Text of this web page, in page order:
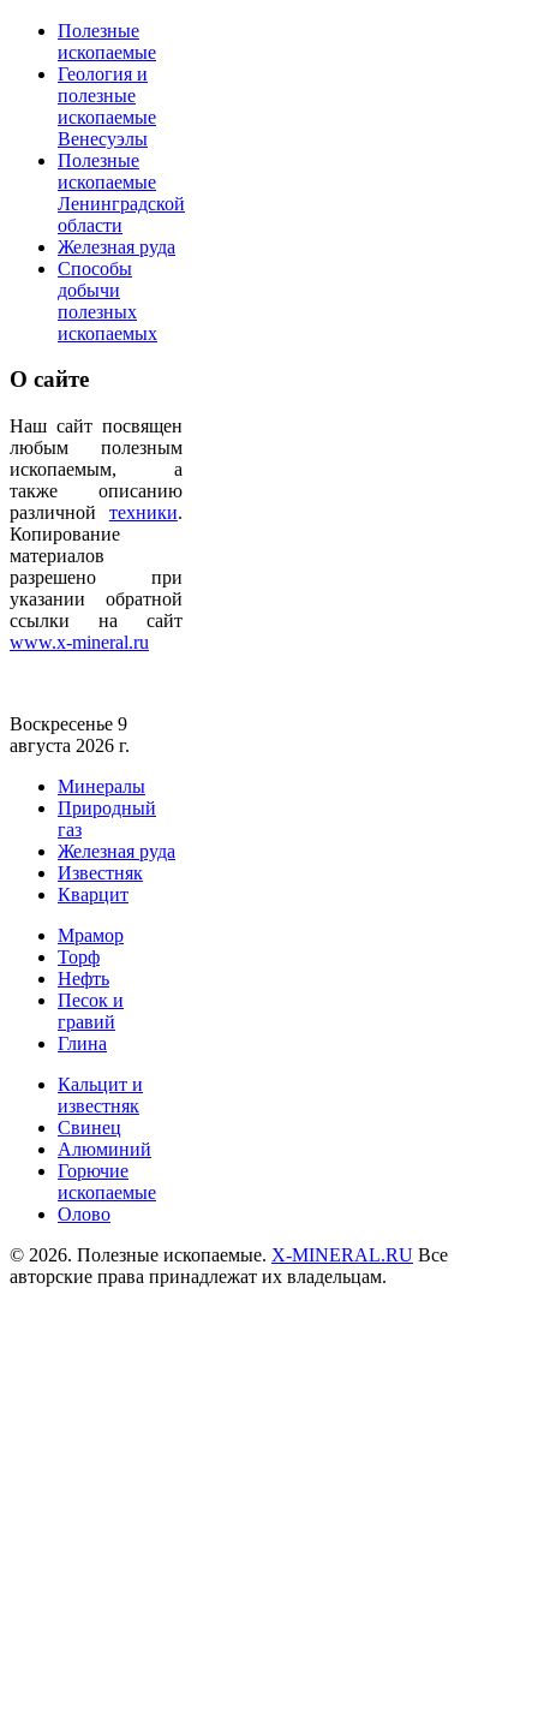
Полезные
ископаемые
Геология и
полезные
ископаемые
Венесуэлы
Полезные
ископаемые
Ленинградской
области
Железная руда
Способы
добычи
полезных
ископаемых
О сайте
Наш сайт посвящен
любым полезным
ископаемым, а
также описанию
различной техники.
Копирование
материалов
разрешено при
указании обратной
ссылки на сайт
www.x-mineral.ru
Воскресенье 9
августа 2026 г.
Минералы
Природный
газ
Железная руда
Известняк
Кварцит
Мрамор
Торф
Нефть
Песок и
гравий
Глина
Кальцит и
известняк
Свинец
Алюминий
Горючие
ископаемые
Олово
© 2026. Полезные ископаемые. X-MINERAL.RU Все
авторские права принадлежат их владельцам.